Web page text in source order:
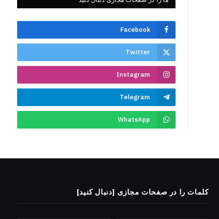
Facebook
Twitter
Instagram
Telegram
WhatsApp
کلمات را در صفحات مجازی [دنبال کنید]